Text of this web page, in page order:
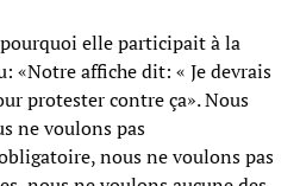
elle participait à la
«Notre affiche dit: « Je devrais
protester contre ça». Nous
ne voulons pas
nous ne voulons pas